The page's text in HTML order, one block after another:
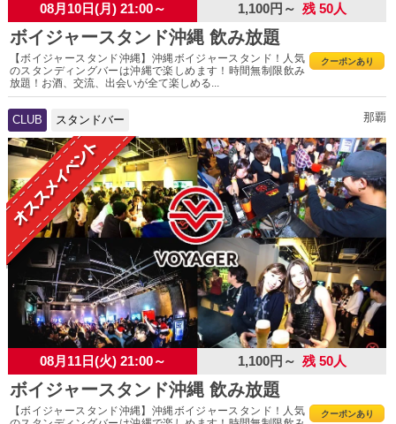
08月10日(月) 21:00～ 1,100円～ 残 50人
ボイジャースタンド沖縄 飲み放題
クーポンあり
【ボイジャースタンド沖縄】沖縄ボイジャースタンド！人気
のスタンディングバーは沖縄で楽しめます！時間無制限飲み
放題！お酒、交流、出会いが全て楽しめる...
CLUB スタンドバー 那覇
08月11日(火) 21:00～ 1,100円～ 残 50人
ボイジャースタンド沖縄 飲み放題
クーポンあり
【ボイジャースタンド沖縄】沖縄ボイジャースタンド！人気